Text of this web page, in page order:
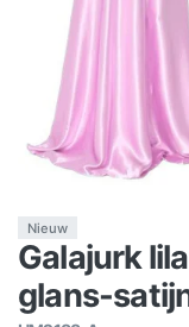
Nieuw
Galajurk
glans-